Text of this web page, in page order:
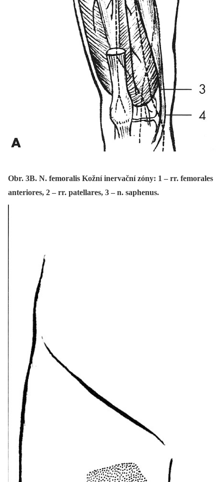
Obr. 3B. N. femoralis Kožní inervační zóny: 1 – rr. femorales
anteriores, 2 – rr. patellares, 3 – n. saphenus.